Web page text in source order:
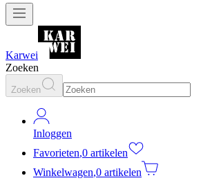
Karwei
Zoeken
Zoeken
Inloggen
Favorieten,0 artikelen
Winkelwagen,0 artikelen